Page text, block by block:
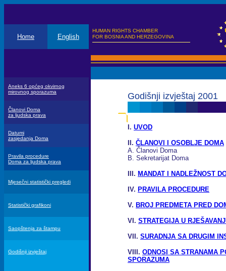
HUMAN RIGHTS CHAMBER
FOR BOSNIA AND HERZEGOVINA
Home English
Aneks 6 općeg okvirnog
mirovnog sporazuma
Članovi Doma
za ljudska prava
Datumi
zasjedanja Doma
Pravila procedure
Doma za ljudska prava
Mjesečni statistički pregledi
Statistički grafikoni
Saopštenja za štampu
Godišnji izvještaj
Godišnji izvještaj 2001
I. UVOD
II. ČLANOVI I OSOBLJE DOMA
A. Članovi Doma
B. Sekretarijat Doma
III. MANDAT I NADLEŽNOST
IV. PRAVILA PROCEDURE
V. BROJ PREDMETA PRED
VI. STRATEGIJA U
VII. SURADNJA SA DRUGIM
VIII. ODNOSI SA STRANAMA
SPORAZUMA